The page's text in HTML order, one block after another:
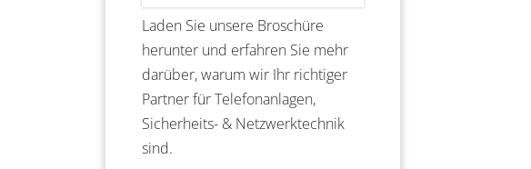
Laden Sie unsere Broschüre
herunter und erfahren Sie mehr
darüber, warum wir Ihr richtiger
Partner für Telefonanlagen,
Sicherheits- & Netzwerktechnik
sind.